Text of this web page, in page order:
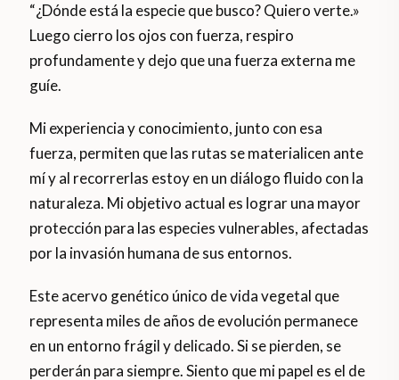
“¿Dónde está la especie que busco? Quiero verte.»
Luego cierro los ojos con fuerza, respiro
profundamente y dejo que una fuerza externa me
guíe.
Mi experiencia y conocimiento, junto con esa
fuerza, permiten que las rutas se materialicen ante
mí y al recorrerlas estoy en un diálogo fluido con la
naturaleza. Mi objetivo actual es lograr una mayor
protección para las especies vulnerables, afectadas
por la invasión humana de sus entornos.
Este acervo genético único de vida vegetal que
representa miles de años de evolución permanece
en un entorno frágil y delicado. Si se pierden, se
perderán para siempre. Siento que mi papel es el de